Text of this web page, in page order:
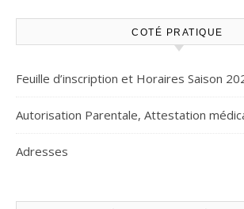
COTÉ PRATIQUE
Feuille d’inscription et Horaires Saison
Autorisation Parentale, Attestation
Adresses